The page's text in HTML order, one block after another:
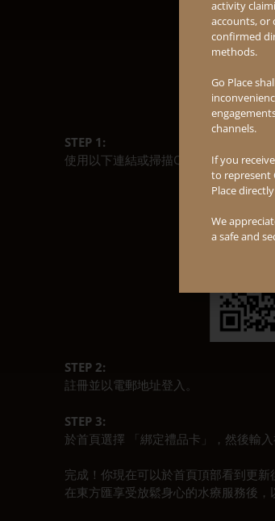
STEP 1:
使用以下連結或掃描QR code下載東方
STEP 2:
註冊並以電郵地址登入。
STEP 3:
於首頁選擇 「綁定禮品卡」，然後輸入
完成！你現在可以於首頁頂部看到更新
在東方匯享受放鬆身心的水療服務後，
activity
accounts, or
confirmed
methods.
Go Place
channels.
If you
to represent
Place
We
a safe and